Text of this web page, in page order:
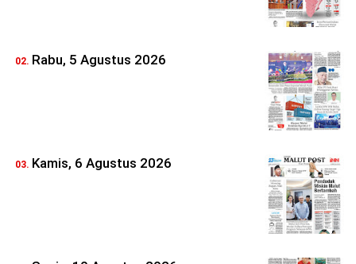
Rabu, 5 Agustus 2026
Kamis, 6 Agustus 2026